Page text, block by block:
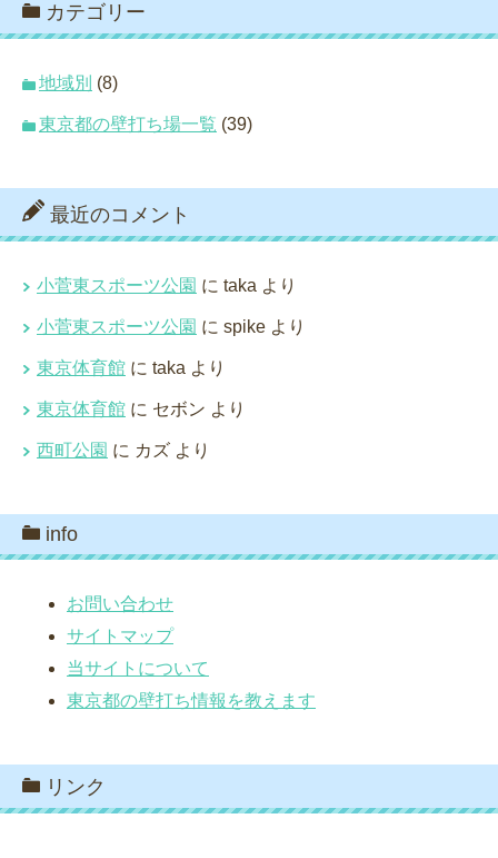
カテゴリー
地域別 (8)
東京都の壁打ち場一覧 (39)
最近のコメント
小菅東スポーツ公園 に taka より
小菅東スポーツ公園 に spike より
東京体育館 に taka より
東京体育館 に セボン より
西町公園 に カズ より
info
お問い合わせ
サイトマップ
当サイトについて
東京都の壁打ち情報を教えます
リンク